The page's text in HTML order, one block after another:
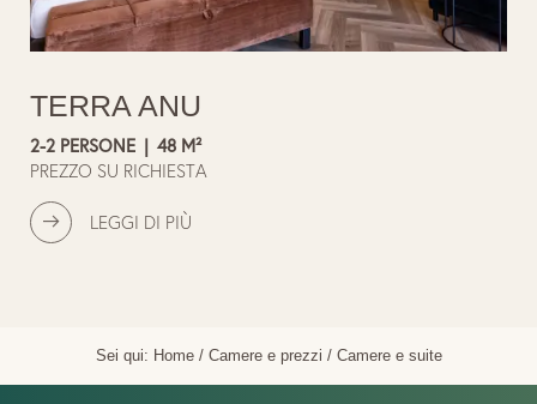
TERRA ANU
2-2 PERSONE | 48 M²
PREZZO SU RICHIESTA
LEGGI DI PIÙ
Sei qui: Home/ Camere e prezzi / Camere e suite